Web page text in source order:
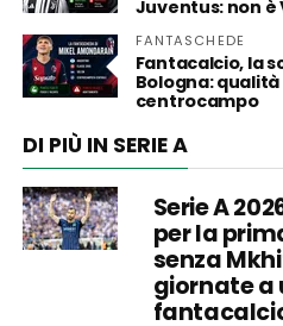
Juventus: non è
FANTASCHEDE
Fantacalcio, la
Bologna:
centrocampo
DI PIÙ IN SERIE A
Serie A
per la
senza
giornate a